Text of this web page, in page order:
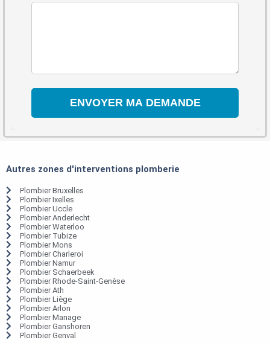
Autres zones d'interventions plomberie
Plombier Bruxelles
Plombier Ixelles
Plombier Uccle
Plombier Anderlecht
Plombier Waterloo
Plombier Tubize
Plombier Mons
Plombier Charleroi
Plombier Namur
Plombier Schaerbeek
Plombier Rhode-Saint-Genèse
Plombier Ath
Plombier Liège
Plombier Arlon
Plombier Manage
Plombier Ganshoren
Plombier Genval